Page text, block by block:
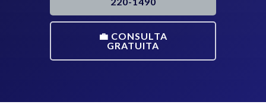
💼 CONSULTA
GRATUITA